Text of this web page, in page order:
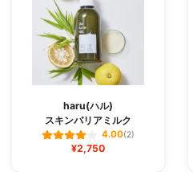
haru(ハル)
スキンバリアミルク
4.00(2)
¥2,750